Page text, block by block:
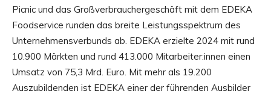
Picnic und das Großverbrauchergeschäft mit dem EDEKA
Foodservice runden das breite Leistungsspektrum des
Unternehmensverbunds ab. EDEKA erzielte 2024 mit rund
10.900 Märkten und rund 413.000 Mitarbeiter:innen einen
Umsatz von 75,3 Mrd. Euro. Mit mehr als 19.200
Auszubildenden ist EDEKA einer der führenden Ausbilder